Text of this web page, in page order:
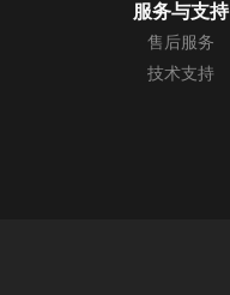
服务与支持
售后服务
技术支持